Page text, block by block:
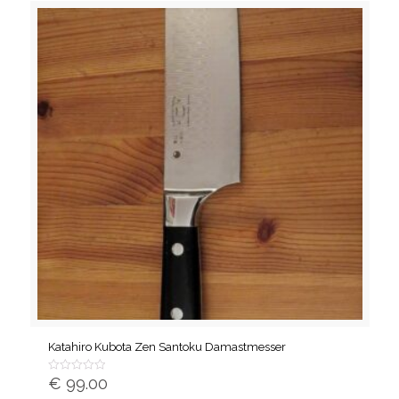
Katahiro Kubota Zen Santoku Damastmesser
Bewertet
mit
€ 99.00